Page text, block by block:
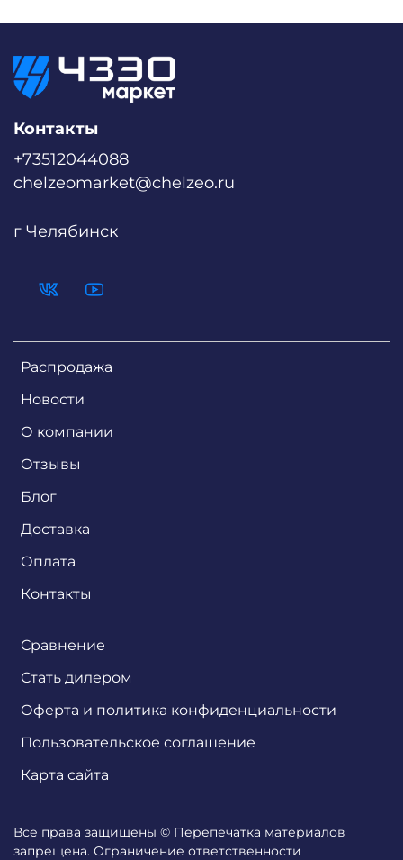
Распродажа
Новости
О компании
Отзывы
Блог
Доставка
Оплата
Контакты
Сравнение
Стать дилером
Оферта и политика конфиденциальности
Пользовательское соглашение
Карта сайта
Контакты
+73512044088
chelzeomarket@chelzeo.ru
г Челябинск
Все права защищены © Перепечатка материалов
запрещена. Ограничение ответственности